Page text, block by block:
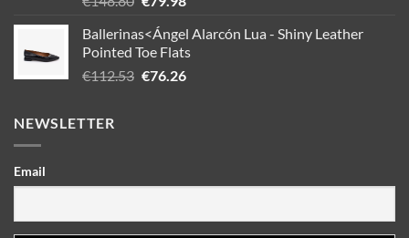
was:
€148.80.
is:
€79.98.
Ballerinas<Ángel Alarcón Lua - Shiny Leather
Pointed Toe Flats
€112.53 Oorspronkelijke
€76.26Huidige
NEWSLETTER
Email